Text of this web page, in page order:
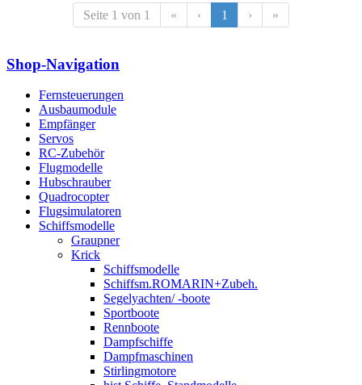
Seite 1 von 1 « ‹ 1 › »
Shop-Navigation
Fernsteuerungen
Ausbaumodule
Empfänger
Servos
RC-Zubehör
Flugmodelle
Hubschrauber
Quadrocopter
Flugsimulatoren
Schiffsmodelle
Graupner
Krick
Schiffsmodelle
Schiffsm.ROMARIN+Zubeh.
Segelyachten/ -boote
Sportboote
Rennboote
Dampfschiffe
Dampfmaschinen
Stirlingmotore